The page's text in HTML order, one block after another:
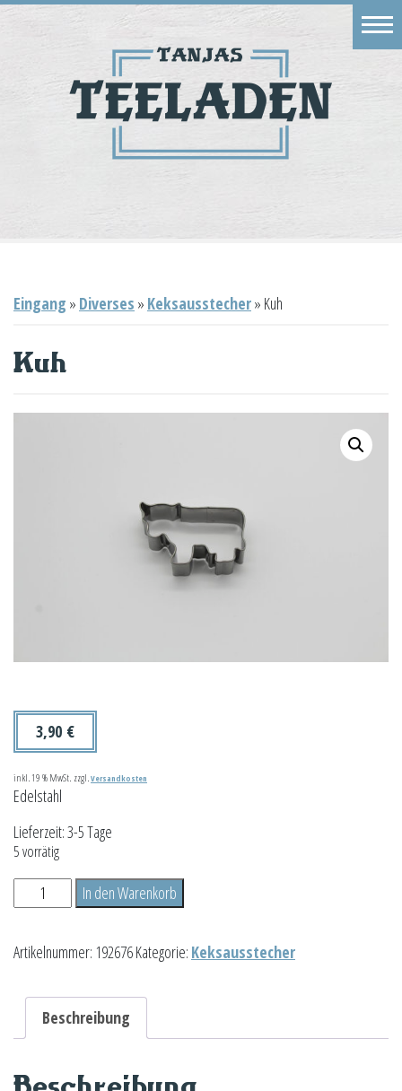
Eingang » Diverses » Keksausstecher» Kuh
Kuh
3,90 €
inkl. 19 % MwSt. zzgl.Versandkosten
Edelstahl
Lieferzeit:3-5 Tage
5 vorrätig
Menge
In den Warenkorb
Artikelnummer: 192676Kategorie: Keksausstecher
Beschreibung
Beschreibung
Geschäft